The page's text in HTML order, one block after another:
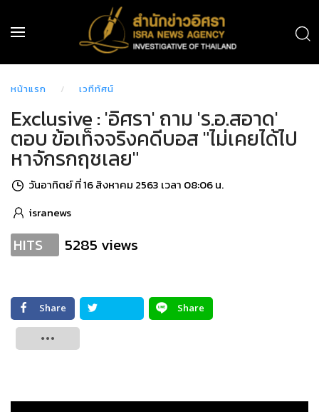
หน้าแรก เวทีทัศน์
Exclusive : 'อิศรา' ถาม 'ร.อ.สอาด'
ตอบ ข้อเท็จจริงคดีบอส "ไม่เคยได้ไป
หาจักรกฤชเลย"
วันอาทิตย์ ที่ 16 สิงหาคม 2563 เวลา 08:06 น.
isranews
HITS 5285 views
Share
Share